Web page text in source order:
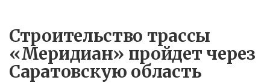
Строительство трассы
«Меридиан» пройдет через
Саратовскую область